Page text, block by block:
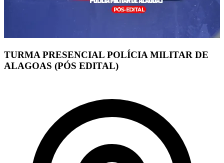
TURMA PRESENCIAL POLÍCIA MILITAR DE
ALAGOAS (PÓS EDITAL)